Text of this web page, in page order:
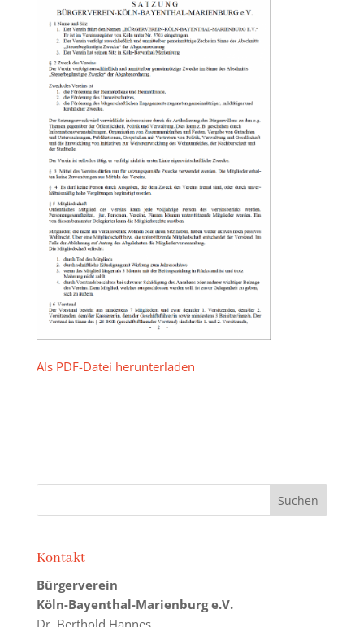
Als PDF-Datei herunterladen
Kontakt
Bürgerverein
Köln-Bayenthal-Marienburg e.V.
Dr. Berthold Hannes